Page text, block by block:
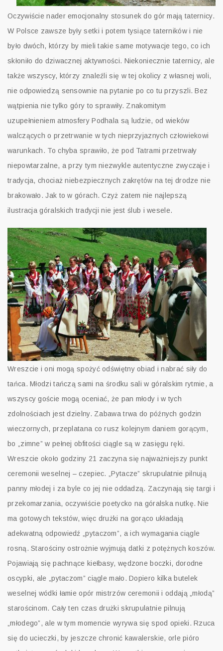
Oczywiście nader emocjonalny stosunek do gór mają taternicy.
W Polsce zawsze były setki i potem tysiące taterników i nie
było dwóch, którzy by mieli takie same motywacje tego, co ich
skłoniło do dziwacznej aktywności. Niekoniecznie taternicy, ale
także wszyscy, którzy znaleźli się w tej okolicy z własnej woli,
nie odpowiedzą sensownie na pytanie po co tu przyszli. Bez
wątpienia nie tylko góry to sprawiły. Znakomitym
uzupełnieniem atmosfery Podhala są ludzie, od wieków
walczących o przetrwanie w tych nieprzyjaznych człowiekowi
warunkach. To chyba sprawiło, że pod Tatrami przetrwały
niepowtarzalne, a przy tym niezwykle autentyczne zwyczaje i
tradycja, chociaż niebezpiecznych zakrętów na tej drodze nie
brakowało. Jak to w górach. Czyż zatem nie najlepszą
ilustracja góralskich tradycji nie jest ślub i wesele.
Wreszcie i oni mogą spożyć odświętny obiad i nabrać siły do
tańca. Młodzi tańczą sami na środku sali w góralskim rytmie, a
wszyscy goście mogą oceniać, że pan młody i w tych
zdolnościach jest dzielny. Zabawa trwa do późnych godzin
wieczornych, przeplatana co rusz kolejnym daniem gorącym,
bo „zimne” w pełnej obfitości ciągle są w zasięgu ręki.
Wreszcie około godziny 21 zaczyna się najważniejszy punkt
ceremonii weselnej – czepiec. „Pytacze” skrupulatnie pilnują
panny młodej i za byle co jej nie oddadzą. Zaczynają się targi i
przekomarzania, oczywiście poetycko na góralska nutkę. Nie
ma gotowych tekstów, więc drużki na gorąco układają
adekwatną odpowiedź „pytaczom”, a ich wymagania ciągle
rosną. Starościny ostrożnie wyjmują datki z potężnych koszów.
Pojawiają się pachnące kiełbasy, wędzone boczki, dorodne
oscypki, ale „pytaczom” ciągle mało. Dopiero kilka butelek
weselnej wódki łamie opór mistrzów ceremonii i oddają „młodą”
starościnom. Cały ten czas drużki skrupulatnie pilnują
„młodego”, ale w tym momencie wyrywa się spod opieki. Rzuca
się do ucieczki, by jeszcze chronić kawalerskie, orle pióro